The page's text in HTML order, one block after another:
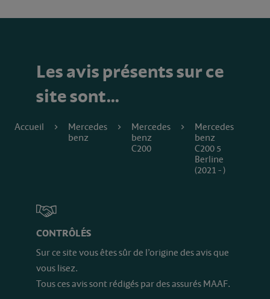
Les avis présents sur ce
site sont…
Accueil
Mercedes
benz
Mercedes
benz
C200
Mercedes
benz
C200 5
Berline
(2021 - )
CONTRÔLÉS
Sur ce site vous êtes sûr de l’origine des avis que
vous lisez.
Tous ces avis sont rédigés par des assurés MAAF.